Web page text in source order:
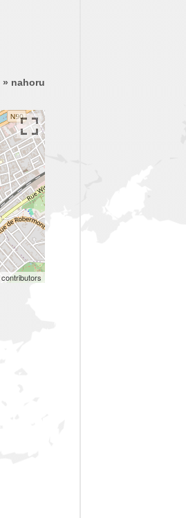
» nahoru
contributors